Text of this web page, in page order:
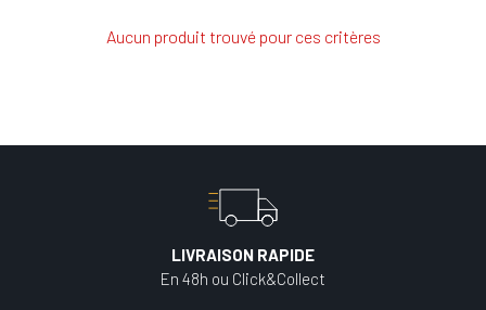
Aucun produit trouvé pour ces critères
LIVRAISON RAPIDE
En 48h ou Click&Collect